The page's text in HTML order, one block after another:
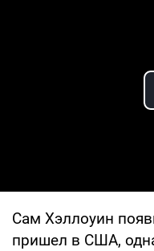
Сам Хэллоуин
пришел в США,